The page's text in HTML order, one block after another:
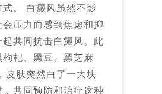
。 白癜风虽然不影
压力而感到焦虑和抑
共同抗击白癜风。此
杞、黑豆、黑芝麻
皮肤突然白了一大块
共同预防和治疗这种